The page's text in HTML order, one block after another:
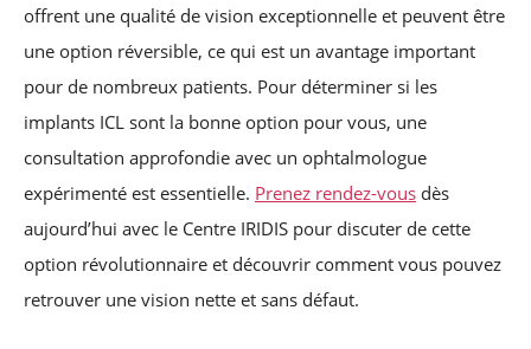
offrent une qualité de vision exceptionnelle et peuvent être
une option réversible, ce qui est un avantage important
pour de nombreux patients. Pour déterminer si les
implants ICL sont la bonne option pour vous, une
consultation approfondie avec un ophtalmologue
expérimenté est essentielle. Prenez rendez-vous dès
aujourd’hui avec le Centre IRIDIS pour discuter de cette
option révolutionnaire et découvrir comment vous pouvez
retrouver une vision nette et sans défaut.